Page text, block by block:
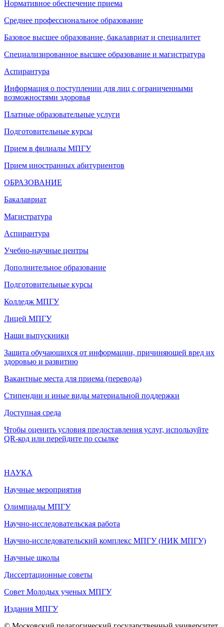
Нормативное обеспечение приема
Среднее профессиональное образование
Базовое высшее образование, бакалавриат и специалитет
Специализированное высшее образование и магистратура
Аспирантура
Информация о поступлении для лиц с ограниченными
возможностями здоровья
Платные образовательные услуги
Подготовительные курсы
Прием в филиалы МПГУ
Прием иностранных абитуриентов
ОБРАЗОВАНИЕ
Бакалавриат
Магистратура
Аспирантура
Учебно-научные центры
Дополнительное образование
Подготовительные курсы
Колледж МПГУ
Лицей МПГУ
Наши выпускники
Защита обучающихся от информации, причиняющей вред их
здоровью и развитию
Вакантные места для приема (перевода)
Стипендии и иные виды материальной поддержки
Доступная среда
Чтобы оценить условия предоставления услуг, используйте
QR-код или перейдите по ссылке
НАУКА
Научные мероприятия
Олимпиады МПГУ
Научно-исследовательская работа
Научно-исследовательский комплекс МПГУ (НИК МПГУ)
Научные школы
Диссертационные советы
Совет Молодых ученых МПГУ
Издания МПГУ